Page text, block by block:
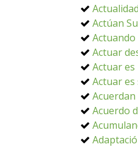
Actúan
Actuando
Actuar
Actuar
Actuar
Acuerdo